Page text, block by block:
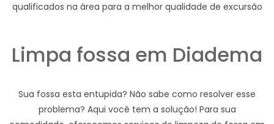
qualificados na área para a melhor qualidade de excursão
Limpa fossa em Diadema
Sua fossa esta entupida? Não sabe como resolver esse
problema? Aqui você tem a solução! Para sua